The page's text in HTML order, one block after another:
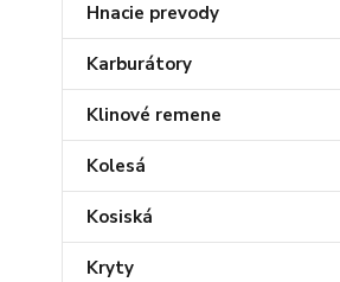
Hnacie prevody
Karburátory
Klinové remene
Kolesá
Kosiská
Kryty